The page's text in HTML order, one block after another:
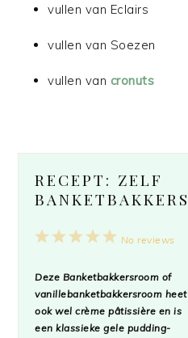
vullen van Eclairs
vullen van Soezen
vullen van cronuts
RECEPT: ZELF
5
4
3
2
1
No reviews
Deze Banketbakkersroom of
vanillebanketbakkersroom heet
ook welcrème pâtissière en is
een klassieke gele pudding-